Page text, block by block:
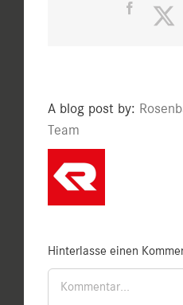
Facebook
A blog post by:
Team
Hinterlasse einen
Kommentar